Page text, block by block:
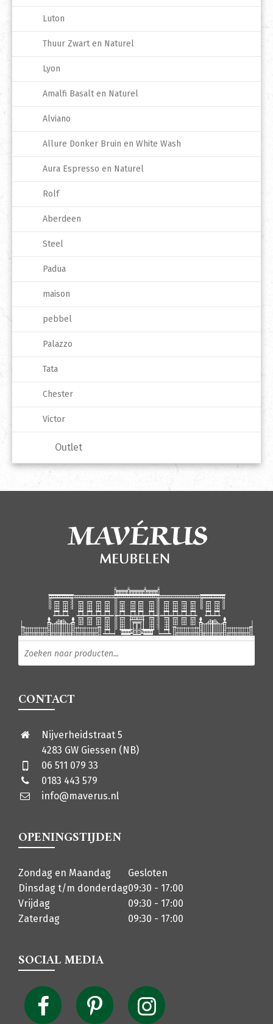
Luton
Thuur Zwart en Naturel
Lyon
Amalfi Basalt en Naturel
Alviano
Allure Donker Bruin en White Wash
Aura Espresso en Naturel
Rolf
Aberdeen
Steel
Padua
maison
pebbel
Palazzo
Tata
Chester
Victor
Outlet
Producten zoeken
CONTACT
Nijverheidstraat 5
4283 GW Giessen (NB)
06 511 079 33
0183 443 579
info@maverus.nl
OPENINGSTIJDEN
Zondag en Maandag
Gesloten
Dinsdag t/m donderdag09:30 - 17:00
Vrijdag
09:30 - 17:00
Zaterdag
09:30 - 17:00
SOCIAL MEDIA